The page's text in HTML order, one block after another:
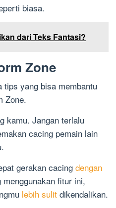
biasa.
dari Teks Fantasi?
Zone
tips yang bisa membantu
Zone.
kamu. Jangan terlalu
cacing pemain lain
gerakan cacing dengan
fitur ini,
lebih sulit dikendalikan.